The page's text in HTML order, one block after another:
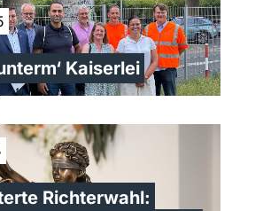
Kaiserlei
Richterwahl: